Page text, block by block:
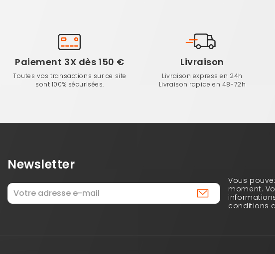
Paiement 3X dès 150 €
Toutes vos transactions sur ce site
sont 100% sécurisées.
Livraison
Livraison express en 24h
Livraison rapide en 48-72h
Newsletter
Vous
moment.
conditions